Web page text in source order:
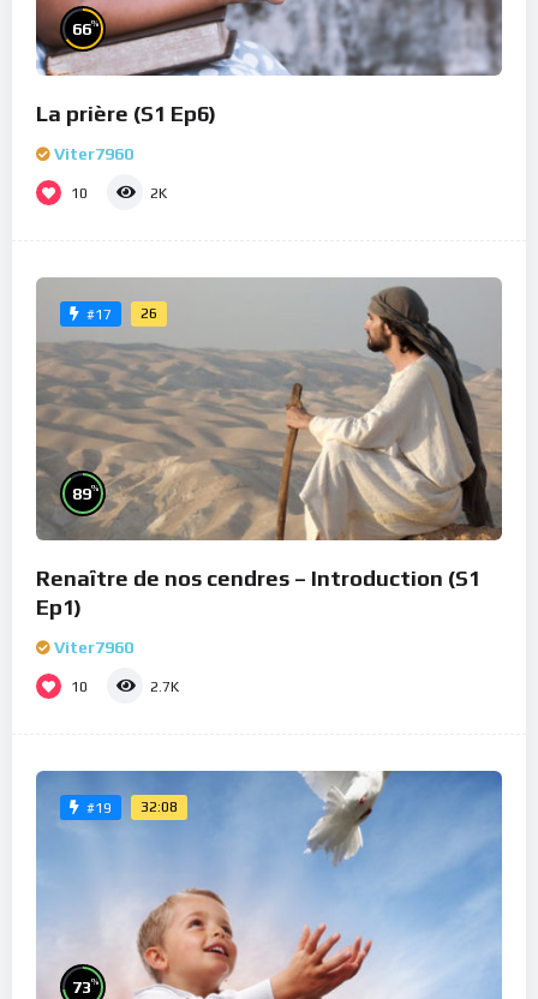
66%
La prière (S1 Ep6)
Viter7960
10 2K
#17 26
89%
Renaître de nos cendres – Introduction (S1
Ep1)
Viter7960
10 2.7K
#19 32:08
73%